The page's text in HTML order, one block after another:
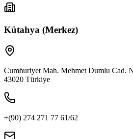
Kütahya (Merkez)
Cumhuriyet Mah. Mehmet Dumlu Cad.
43020 Türkiye
+(90) 274 271 77 61/62